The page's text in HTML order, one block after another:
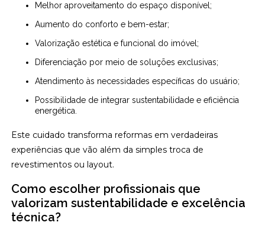
Melhor aproveitamento do espaço disponível;
Aumento do conforto e bem-estar;
Valorização estética e funcional do imóvel;
Diferenciação por meio de soluções exclusivas;
Atendimento às necessidades específicas do usuário;
Possibilidade de integrar sustentabilidade e eficiência
energética.
Este cuidado transforma reformas em verdadeiras
experiências que vão além da simples troca de
revestimentos ou layout.
Como escolher profissionais que
valorizam sustentabilidade e excelência
técnica?